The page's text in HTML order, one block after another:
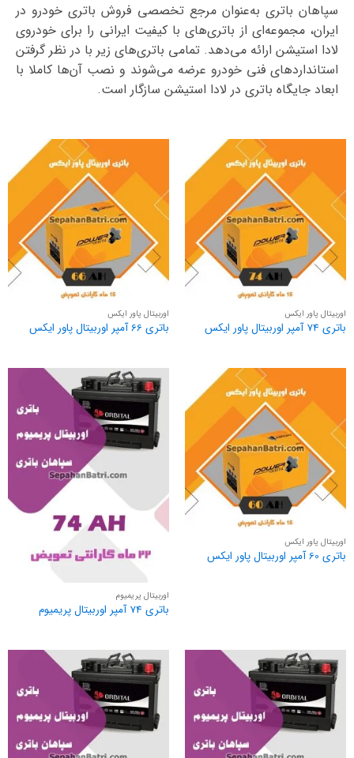
سپاهان باتری به‌عنوان مرجع تخصصی فروش باتری خودرو در
ایران، مجموعه‌ای از باتری‌های با کیفیت ایرانی را برای خودروی
لادا استیشن ارائه می‌دهد. تمامی باتری‌های زیر با در نظر گرفتن
استانداردهای فنی خودرو عرضه می‌شوند و نصب آن‌ها کاملا با
ابعاد جایگاه باتری در لادا استیشن سازگار است.
اوربیتال پاور ایکس
باتری 74 آمپر اوربیتال پاور ایکس
اوربیتال پاور ایکس
باتری 66 آمپر اوربیتال پاور ایکس
اوربیتال پاور ایکس
باتری 60 آمپر اوربیتال پاور ایکس
اوربیتال پریمیوم
باتری 74 آمپر اوربیتال پریمیوم